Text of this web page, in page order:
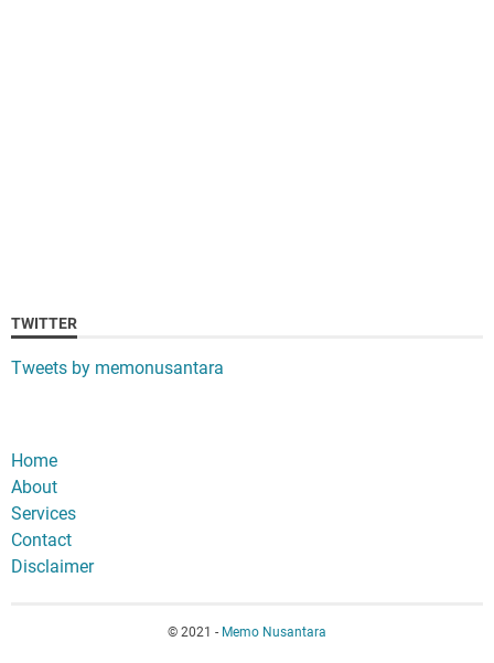
TWITTER
Tweets by memonusantara
Home
About
Services
Contact
Disclaimer
© 2021 - Memo Nusantara